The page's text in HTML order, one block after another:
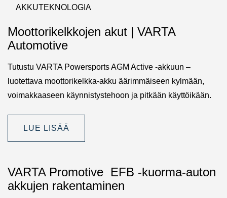
AKKUTEKNOLOGIA
Moottorikelkkojen akut | VARTA
Automotive
Tutustu VARTA Powersports AGM Active -akkuun –
luotettava moottorikelkka-akku äärimmäiseen kylmään,
voimakkaaseen käynnistystehoon ja pitkään käyttöikään.
LUE LISÄÄ
VARTA Promotive EFB -kuorma-auton
akkujen rakentaminen